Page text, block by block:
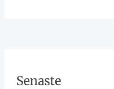
Senaste